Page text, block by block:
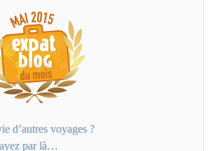
d’autres voyages ?
par là…